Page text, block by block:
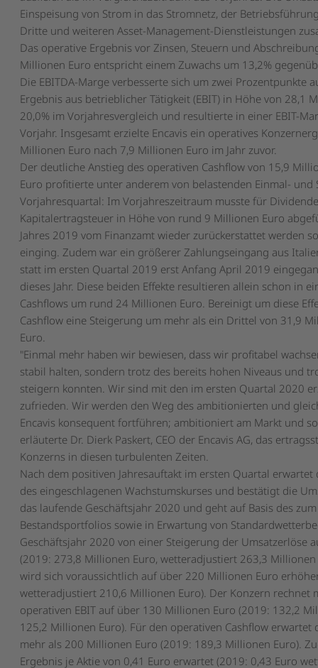
Einspeisung von Strom in das Stromnetz, der
Dritte und weiteren Asset-Management-Dienstleistungen
Das operative Ergebnis vor Zinsen, Steuern und
Millionen Euro entspricht einem Zuwachs um 13,2%
Die EBITDA-Marge verbesserte sich um zwei Prozentpunkte
Ergebnis aus betrieblicher Tätigkeit (EBIT) in Höhe von 28,1
20,0% im Vorjahresvergleich und resultierte in einer EBIT-
Vorjahr. Insgesamt erzielte Encavis ein operatives
Millionen Euro nach 7,9 Millionen Euro im Jahr zuvor.
Der deutliche Anstieg des operativen Cashflow von 15,9
Euro profitierte unter anderem von belastenden Einmal- und
Vorjahresquartal: Im Vorjahreszeitraum musste für
Kapitalertragsteuer in Höhe von rund 9 Millionen Euro
Jahres 2019 vom Finanzamt wieder zurückerstattet werden
einging. Zudem war ein größerer Zahlungseingang aus
statt im ersten Quartal 2019 erst Anfang April 2019
dieses Jahr. Diese beiden Effekte resultieren allein schon in
Cashflows um rund 24 Millionen Euro. Bereinigt um diese
Cashflow eine Steigerung um mehr als ein Drittel von 31,9
Euro.
"Einmal mehr haben wir bewiesen, dass wir profitabel
stabil halten, sondern trotz des bereits hohen Niveaus und
steigern konnten. Wir sind mit den im ersten Quartal 2020
zufrieden. Wir werden den Weg des ambitionierten und
Encavis konsequent fortführen; ambitioniert am Markt und
erläuterte Dr. Dierk Paskert, CEO der Encavis AG, das
Konzerns in diesen turbulenten Zeiten.
Nach dem positiven Jahresauftakt im ersten Quartal
des eingeschlagenen Wachstumskurses und bestätigt die
das laufende Geschäftsjahr 2020 und geht auf Basis des
Bestandsportfolios sowie in Erwartung von
Geschäftsjahr 2020 von einer Steigerung der Umsatzerlöse
(2019: 273,8 Millionen Euro, wetteradjustiert 263,3 Millionen
wird sich voraussichtlich auf über 220 Millionen Euro
wetteradjustiert 210,6 Millionen Euro). Der Konzern rechnet
operativen EBIT auf über 130 Millionen Euro (2019: 132,2
125,2 Millionen Euro). Für den operativen Cashflow erwartet
mehr als 200 Millionen Euro (2019: 189,3 Millionen Euro).
Ergebnis je Aktie von 0,41 Euro erwartet (2019: 0,43 Euro